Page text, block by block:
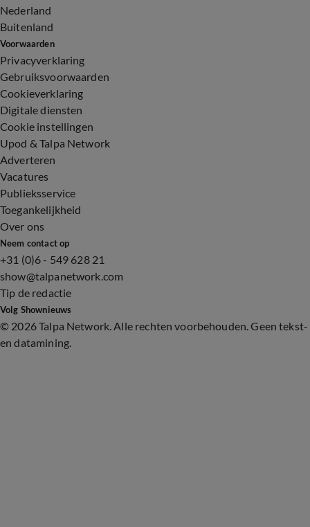
Nederland
Buitenland
Voorwaarden
Privacyverklaring
Gebruiksvoorwaarden
Cookieverklaring
Digitale diensten
Cookie instellingen
Upod & Talpa Network
Adverteren
Vacatures
Publieksservice
Toegankelijkheid
Over ons
Neem contact op
+31 (0)6 - 549 628 21
show@talpanetwork.com
Tip de redactie
Volg Shownieuws
© 2026 Talpa Network. Alle rechten voorbehouden. Geen tekst-
en datamining.